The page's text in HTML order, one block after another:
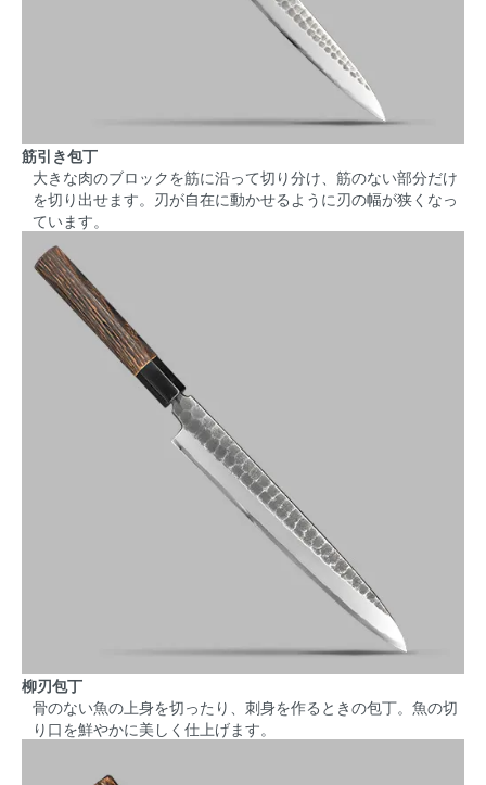
筋引き包丁
大きな肉のブロックを筋に沿って切り分け、筋のない部分だけ
を切り出せます。刃が自在に動かせるように刃の幅が狭くなっ
ています。
柳刃包丁
骨のない魚の上身を切ったり、刺身を作るときの包丁。魚の切
り口を鮮やかに美しく仕上げます。